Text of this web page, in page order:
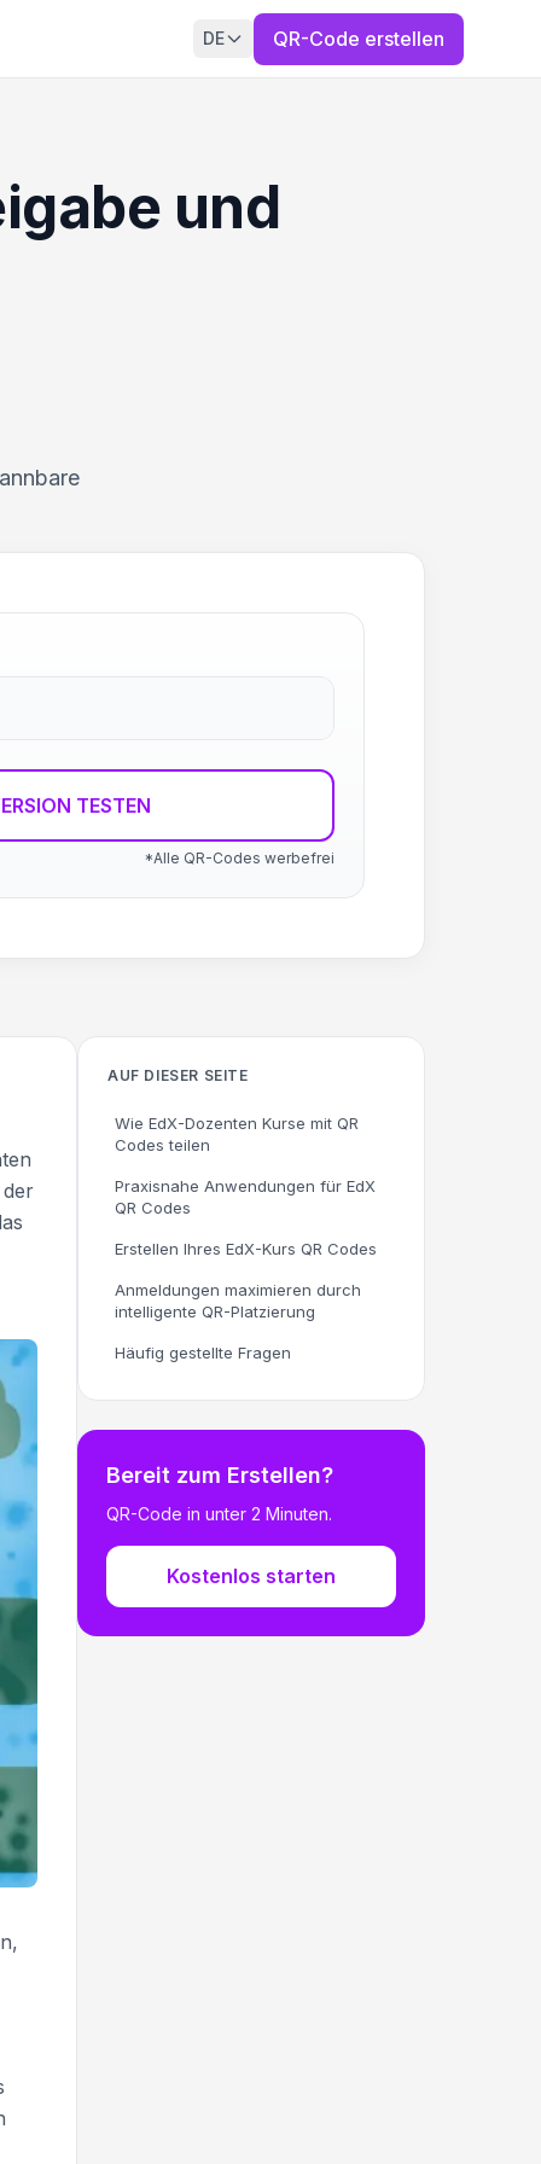
DE QR-Code erstellen
und
TESTEN
*Alle QR-Codes werbefrei
AUF DIESER SEITE
Wie EdX-Dozenten Kurse mit QR
Codes teilen
Praxisnahe Anwendungen für EdX
QR Codes
Erstellen Ihres EdX-Kurs QR Codes
Anmeldungen maximieren durch
intelligente QR-Platzierung
Häufig gestellte Fragen
Bereit zum Erstellen?
QR-Code in unter 2 Minuten.
Kostenlos starten